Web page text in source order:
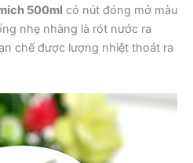
500ml có nút đóng mở màu
nhẹ nhàng là rót nước ra
chế được lượng nhiệt thoát ra